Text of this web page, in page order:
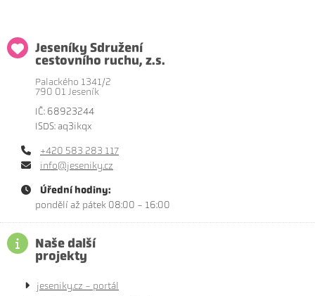
Jeseníky Sdružení
cestovního ruchu, z.s.
Palackého 1341/2
790 01 Jeseník
IČ: 68923244
ISDS: aq3ikqx
+420 583 283 117
info@jeseniky.cz
Úřední hodiny:
pondělí až pátek 08:00 - 16:00
Naše další
projekty
jeseniky.cz - portál